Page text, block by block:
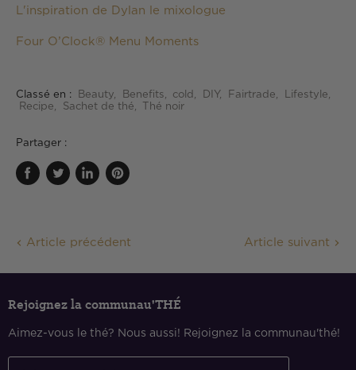
L'inspiration de Dylan le mixologue
Four O’Clock® Menu Moments
Classé en : Beauty, Benefits cold DIY, Fairtrade Lifestyle
Recipe
Sachet de thé Thé noir
Partager :
Article précédent Article suivant
Rejoignez la communau'THÉ
Aimez-vous le thé? Nous aussi! Rejoignez la communau'thé!